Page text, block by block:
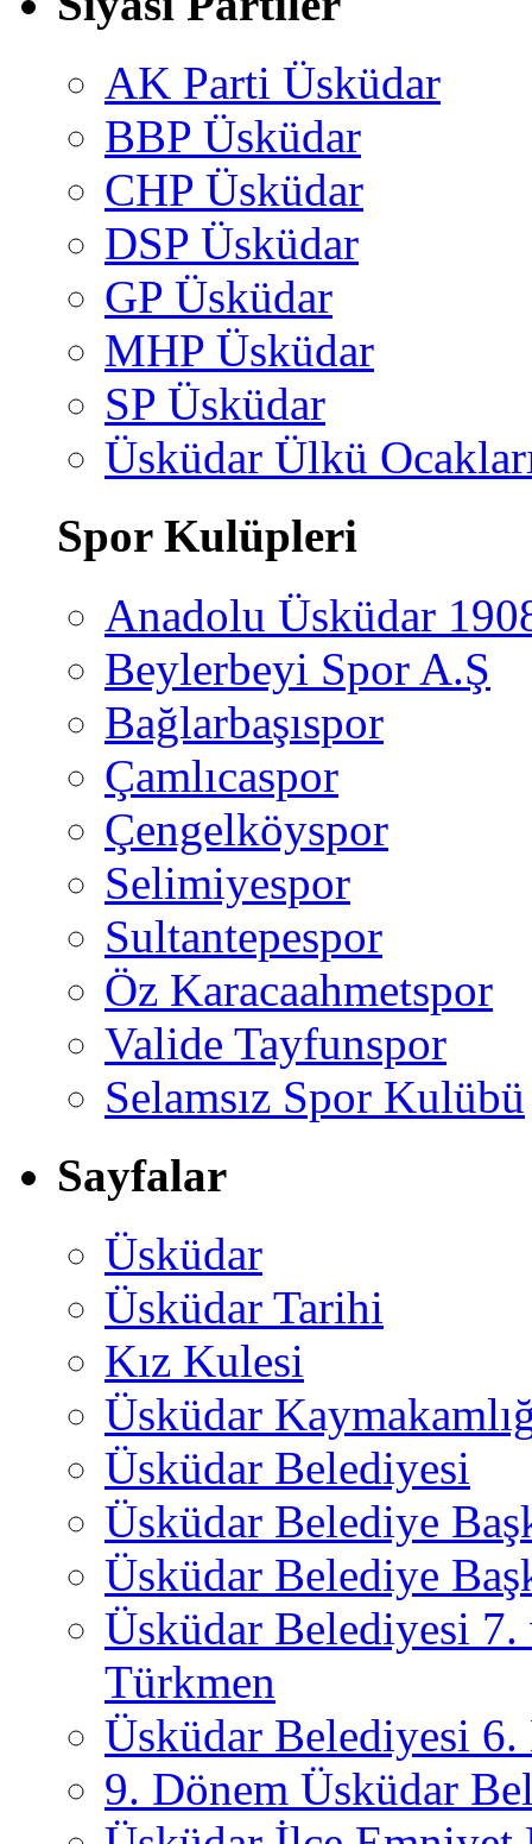
AK Parti Üsküdar
BBP Üsküdar
CHP Üsküdar
DSP Üsküdar
GP Üsküdar
MHP Üsküdar
SP Üsküdar
Üsküdar Ülkü
Spor Kulüpleri
Anadolu Üsküdar
Beylerbeyi Spor A.Ş
Bağlarbaşıspor
Çamlıcaspor
Çengelköyspor
Selimiyespor
Sultantepespor
Öz Karacaahmetspor
Valide Tayfunspor
Selamsız Spor Kulübü
Sayfalar
Üsküdar
Üsküdar Tarihi
Kız Kulesi
Üsküdar
Üsküdar Belediyesi
Üsküdar Belediye
Üsküdar Belediye
Üsküdar Belediyesi
Türkmen
Üsküdar Belediyesi 6.
9. Dönem Üsküdar